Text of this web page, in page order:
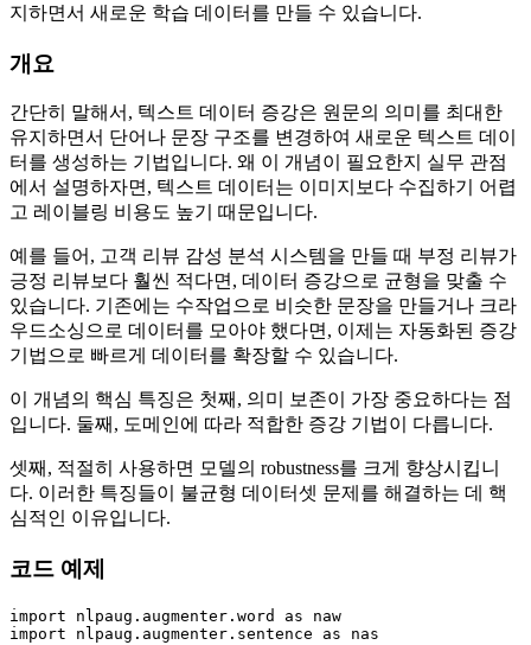
지하면서 새로운 학습 데이터를 만들 수 있습니다.
개요
간단히 말해서, 텍스트 데이터 증강은 원문의 의미를 최대한
유지하면서 단어나 문장 구조를 변경하여 새로운 텍스트 데이
터를 생성하는 기법입니다. 왜 이 개념이 필요한지 실무 관점
에서 설명하자면, 텍스트 데이터는 이미지보다 수집하기 어렵
고 레이블링 비용도 높기 때문입니다.
예를 들어, 고객 리뷰 감성 분석 시스템을 만들 때 부정 리뷰가
긍정 리뷰보다 훨씬 적다면, 데이터 증강으로 균형을 맞출 수
있습니다. 기존에는 수작업으로 비슷한 문장을 만들거나 크라
우드소싱으로 데이터를 모아야 했다면, 이제는 자동화된 증강
기법으로 빠르게 데이터를 확장할 수 있습니다.
이 개념의 핵심 특징은 첫째, 의미 보존이 가장 중요하다는 점
입니다. 둘째, 도메인에 따라 적합한 증강 기법이 다릅니다.
셋째, 적절히 사용하면 모델의 robustness를 크게 향상시킵니
다. 이러한 특징들이 불균형 데이터셋 문제를 해결하는 데 핵
심적인 이유입니다.
코드 예제
import nlpaug.augmenter.word as
import nlpaug.augmenter.sentence as nas